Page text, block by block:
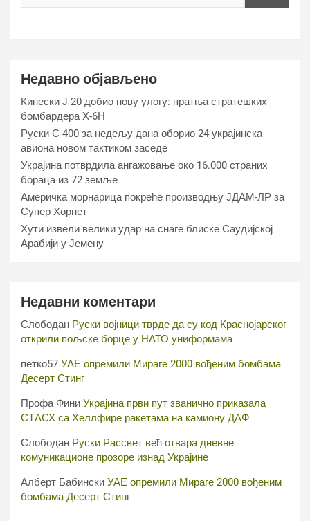
Недавно објављено
Кинески Ј-20 добио нову улогу: пратња стратешких
бомбардера Х-6Н
Руски С-400 за недељу дана оборио 24 украјинска
авиона новом тактиком заседе
Украјина потврдила ангажовање око 16.000 страних
бораца из 72 земље
Америчка морнарица покреће производњу ЈДАМ-ЛР за
Супер Хорнет
Хути извели велики удар на снаге блиске Саудијској
Арабији у Јемену
Недавни коментари
Слободан Руски војници тврде да су код Краснојарског
открили пољске борце у НАТО униформама
петко57 УАЕ опремили Мираге 2000 вођеним бомбама
Десерт Стинг
Профа Фини Украјина први пут званично приказала
СТАСХ са Хеллфире ракетама на камиону ДАФ
Слободан Руски Рассвет већ отвара дневне
комуникационе прозоре изнад Украјине
Алберт Бабински УАЕ опремили Мираге 2000 вођеним
бомбама Десерт Стинг